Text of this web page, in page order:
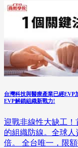
台灣科技與醫療產業已經EVP
EVP解鎖組織新戰力!
迎戰非線性大缺工
的組織防線。全球人
倍。 全台唯一，限額